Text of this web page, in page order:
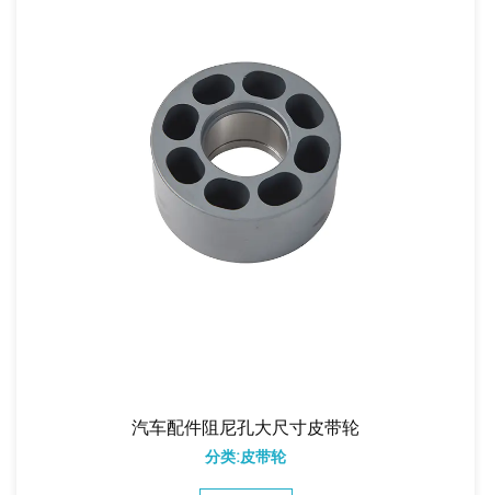
汽车配件阻尼孔大尺寸皮带轮
分类:皮带轮